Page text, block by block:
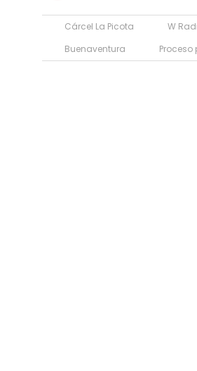
Cárcel La Picota W
Buenaventura